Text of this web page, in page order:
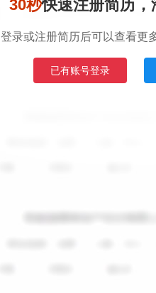
30秒快速注册简历，
登录或注册简历后可以查看更
已有账号登录